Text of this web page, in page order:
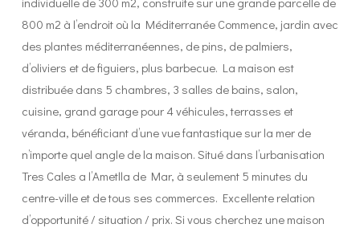
800 m2 à l’endroit où la Méditerranée Commence, jardin avec
des plantes méditerranéennes, de pins, de palmiers,
d’oliviers et de figuiers, plus barbecue. La maison est
distribuée dans 5 chambres, 3 salles de bains, salon,
cuisine, grand garage pour 4 véhicules, terrasses et
véranda, bénéficiant d’une vue fantastique sur la mer de
n’importe quel angle de la maison. Situé dans l’urbanisation
Tres Cales a l’Ametlla de Mar, à seulement 5 minutes du
centre-ville et de tous ses commerces. Excellente relation
d’opportunité / situation / prix. Si vous cherchez une maison